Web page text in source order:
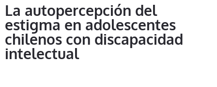
La autopercepción del
estigma en adolescentes
chilenos con discapacidad
intelectual